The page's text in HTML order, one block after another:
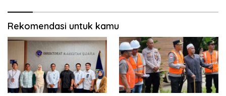
Rekomendasi untuk kamu